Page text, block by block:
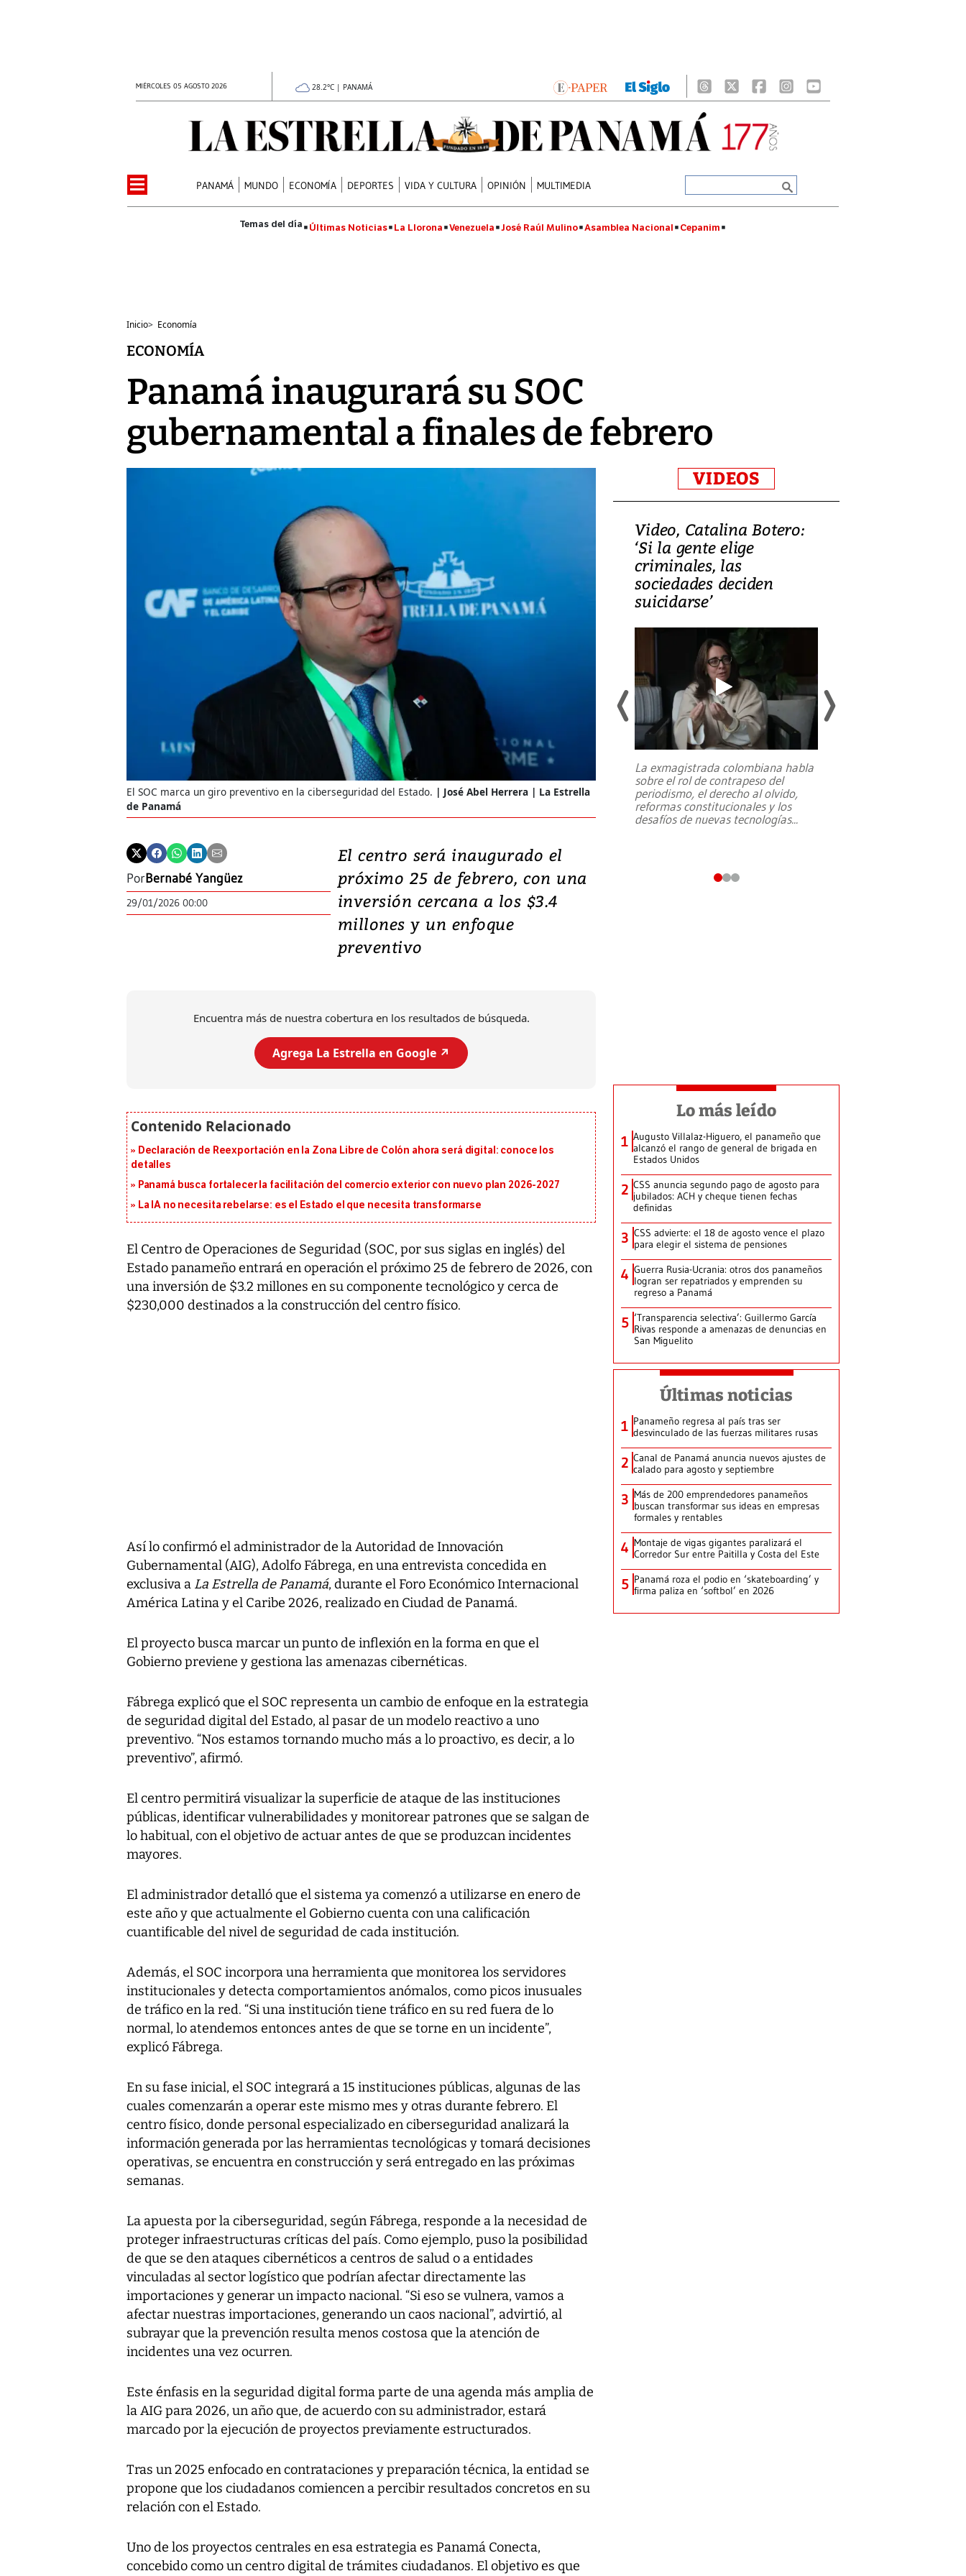
MIÉRCOLES 05 AGOSTO 2026 28.2°C | PANAMÁ
PANAMÁ MUNDO ECONOMÍA DEPORTES VIDA Y CULTURA OPINIÓN MULTIMEDIA
Últimas Noticias La Llorona Venezuela José Raúl Mulino Asamblea Nacional Cepanim
Inicio> Economía
ECONOMÍA
Panamá inaugurará su SOC
gubernamental a finales de febrero
El SOC marca un giro preventivo en la ciberseguridad del Estado.
José Abel Herrera | La Estrella
de Panamá
PorBernabé Yangüez
29/01/2026 00:00
El centro será inaugurado el
próximo 25 de febrero, con una
inversión cercana a los $3.4
millones y un enfoque
preventivo
Encuentra más de nuestra cobertura en los resultados de búsqueda.
Agrega La Estrella en Google ↗️
Declaración de Reexportación en la Zona Libre de Colón ahora será digital: conoce los
detalles
Panamá busca fortalecer la facilitación del comercio exterior con nuevo plan 2026-2027
La IA no necesita rebelarse: es el Estado el que necesita transformarse
El Centro de Operaciones de Seguridad (SOC, por sus siglas en inglés) del
Estado panameño entrará en operación el próximo 25 de febrero de 2026, con
una inversión de $3.2 millones en su componente tecnológico y cerca de
$230,000 destinados a la construcción del centro físico.
Así lo confirmó el administrador de la Autoridad de Innovación
Gubernamental (AIG), Adolfo Fábrega, en una entrevista concedida en
exclusiva a La Estrella de Panamá, durante el Foro Económico Internacional
América Latina y el Caribe 2026, realizado en Ciudad de Panamá.
El proyecto busca marcar un punto de inflexión en la forma en que el
Gobierno previene y gestiona las amenazas cibernéticas.
Fábrega explicó que el SOC representa un cambio de enfoque en la estrategia
de seguridad digital del Estado, al pasar de un modelo reactivo a uno
preventivo. “Nos estamos tornando mucho más a lo proactivo, es decir, a lo
preventivo”, afirmó.
El centro permitirá visualizar la superficie de ataque de las instituciones
públicas, identificar vulnerabilidades y monitorear patrones que se salgan de
lo habitual, con el objetivo de actuar antes de que se produzcan incidentes
mayores.
El administrador detalló que el sistema ya comenzó a utilizarse en enero de
este año y que actualmente el Gobierno cuenta con una calificación
cuantificable del nivel de seguridad de cada institución.
Además, el SOC incorpora una herramienta que monitorea los servidores
institucionales y detecta comportamientos anómalos, como picos inusuales
de tráfico en la red. “Si una institución tiene tráfico en su red fuera de lo
normal, lo atendemos entonces antes de que se torne en un incidente”,
explicó Fábrega.
En su fase inicial, el SOC integrará a 15 instituciones públicas, algunas de las
cuales comenzarán a operar este mismo mes y otras durante febrero. El
centro físico, donde personal especializado en ciberseguridad analizará la
información generada por las herramientas tecnológicas y tomará decisiones
operativas, se encuentra en construcción y será entregado en las próximas
semanas.
La apuesta por la ciberseguridad, según Fábrega, responde a la necesidad de
proteger infraestructuras críticas del país. Como ejemplo, puso la posibilidad
de que se den ataques cibernéticos a centros de salud o a entidades
vinculadas al sector logístico que podrían afectar directamente las
importaciones y generar un impacto nacional. “Si eso se vulnera, vamos a
afectar nuestras importaciones, generando un caos nacional”, advirtió, al
subrayar que la prevención resulta menos costosa que la atención de
incidentes una vez ocurren.
Este énfasis en la seguridad digital forma parte de una agenda más amplia de
la AIG para 2026, un año que, de acuerdo con su administrador, estará
marcado por la ejecución de proyectos previamente estructurados.
Tras un 2025 enfocado en contrataciones y preparación técnica, la entidad se
propone que los ciudadanos comiencen a percibir resultados concretos en su
relación con el Estado.
Uno de los proyectos centrales en esa estrategia es Panamá Conecta,
concebido como un centro digital de trámites ciudadanos. El objetivo es que
VIDEOS
deja heridos y graves
daños en Kumamoto
Un fuerte terremoto de magnitud
7,1 se registró este martes 28 de
julio en la prefectura de Kumamoto,
al sur de Japón, provocando una
emergencia de gran...
Video, Catalina Botero:
‘Si la gente elige
criminales, las
sociedades deciden
suicidarse’
La exmagistrada colombiana habla
sobre el rol de contrapeso del
periodismo, el derecho al olvido,
reformas constitucionales y los
desafíos de nuevas tecnologías...
Lo más leído
1 Augusto Villalaz-Higuero, el panameño que
alcanzó el rango de general de brigada en
Estados Unidos
2 CSS anuncia segundo pago de agosto para
jubilados: ACH y cheque tienen fechas
definidas
3 CSS advierte: el 18 de agosto vence el plazo
para elegir el sistema de pensiones
4 Guerra Rusia-Ucrania: otros dos panameños
logran ser repatriados y emprenden su
regreso a Panamá
5 ‘Transparencia selectiva’: Guillermo García
Rivas responde a amenazas de denuncias en
San Miguelito
Últimas noticias
1 Panameño regresa al país tras ser
desvinculado de las fuerzas militares rusas
2 Canal de Panamá anuncia nuevos ajustes de
calado para agosto y septiembre
3 Más de 200 emprendedores panameños
buscan transformar sus ideas en empresas
formales y rentables
4 Montaje de vigas gigantes paralizará el
Corredor Sur entre Paitilla y Costa del Este
5 Panamá roza el podio en ‘skateboarding’ y
firma paliza en ‘softbol’ en 2026